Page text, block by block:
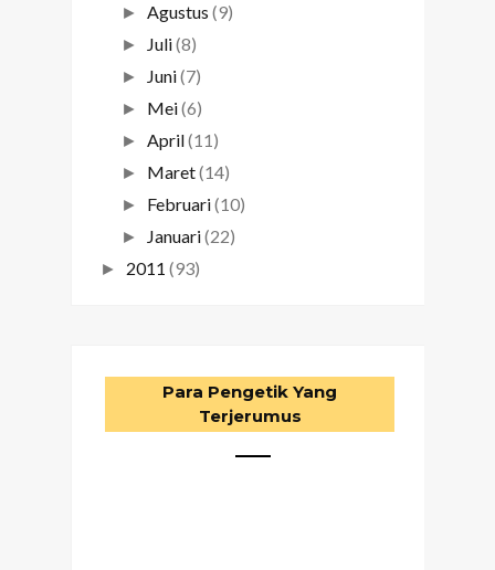
►Agustus (9)
► Juli(8)
► Juni(7)
► Mei(6)
►April(11)
► Maret(14)
► Februari(10)
► Januari(22)
► 2011 (93)
Para Pengetik Yang
Terjerumus